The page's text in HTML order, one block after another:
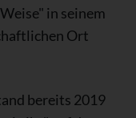
in seinem
Ort
bereits 2019